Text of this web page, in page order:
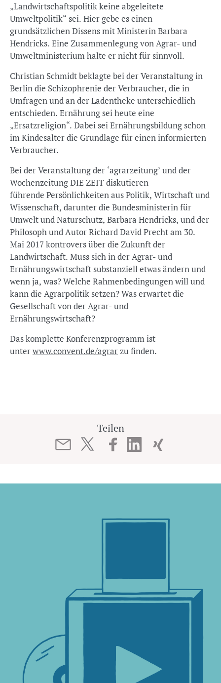
„Landwirtschaftspolitik keine abgeleitete
Umweltpolitik“ sei. Hier gebe es einen
grundsätzlichen Dissens mit Ministerin Barbara
Hendricks. Eine Zusammenlegung von Agrar- und
Umweltministerium halte er nicht für sinnvoll.
Christian Schmidt beklagte bei der Veranstaltung in
Berlin die Schizophrenie der Verbraucher, die in
Umfragen und an der Ladentheke unterschiedlich
entschieden. Ernährung sei heute eine
„Ersatzreligion“. Dabei sei Ernährungsbildung schon
im Kindesalter die Grundlage für einen informierten
Verbraucher.
Bei der Veranstaltung der ‘agrarzeitung’ und der
Wochenzeitung DIE ZEIT diskutieren
führende Persönlichkeiten aus Politik, Wirtschaft und
Wissenschaft, darunter die Bundesministerin für
Umwelt und Naturschutz, Barbara Hendricks, und der
Philosoph und Autor Richard David Precht am 30.
Mai 2017 kontrovers über die Zukunft der
Landwirtschaft. Muss sich in der Agrar- und
Ernährungswirtschaft substanziell etwas ändern und
wenn ja, was? Welche Rahmenbedingungen will und
kann die Agrarpolitik setzen? Was erwartet die
Gesellschaft von der Agrar- und
Ernährungswirtschaft?
Das komplette Konferenzprogramm ist
unterwww.convent.de/agrarzu finden.
Teilen